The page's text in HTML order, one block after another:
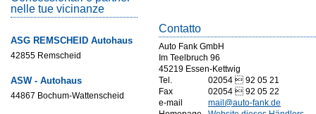
nelle tue vicinanze
ASG REMSCHEID Autohaus
42855 Remscheid
ASW - Autohaus
44867 Bochum-Wattenscheid
Contatto
Auto Fank GmbH
Im Teelbruch 96
45219 Essen-Kettwig
Tel.
02054  92 05 21
Fax
02054  92 05 22
e-mail
mail@auto-fank.de